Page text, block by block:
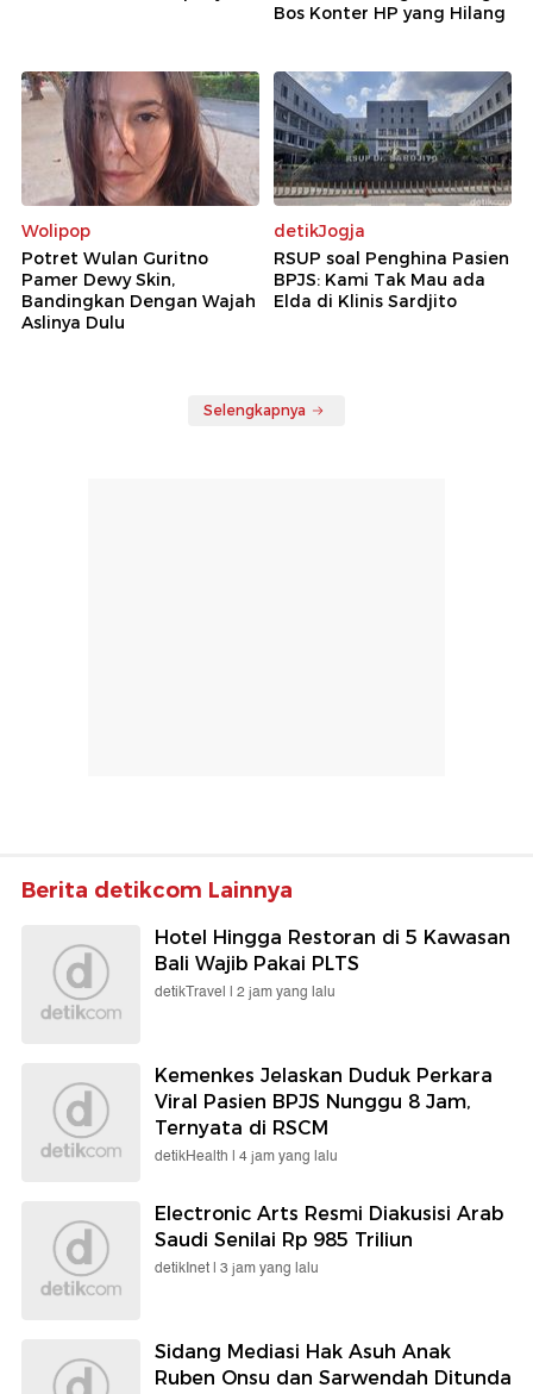
Bos Konter HP yang Hilang
Wolipop
Potret Wulan Guritno
Pamer Dewy Skin,
Bandingkan Dengan Wajah
Aslinya Dulu
detikJogja
RSUP soal Penghina Pasien
BPJS: Kami Tak Mau ada
Elda di Klinis Sardjito
Selengkapnya
Berita detikcom Lainnya
Hotel Hingga Restoran di 5 Kawasan
Bali Wajib Pakai PLTS
detikTravel | 2 jam yang lalu
Kemenkes Jelaskan Duduk Perkara
Viral Pasien BPJS Nunggu 8 Jam,
Ternyata di RSCM
detikHealth | 4 jam yang lalu
Electronic Arts Resmi Diakusisi Arab
Saudi Senilai Rp 985 Triliun
detikInet | 3 jam yang lalu
Sidang Mediasi Hak Asuh Anak
Ruben Onsu dan Sarwendah Ditunda